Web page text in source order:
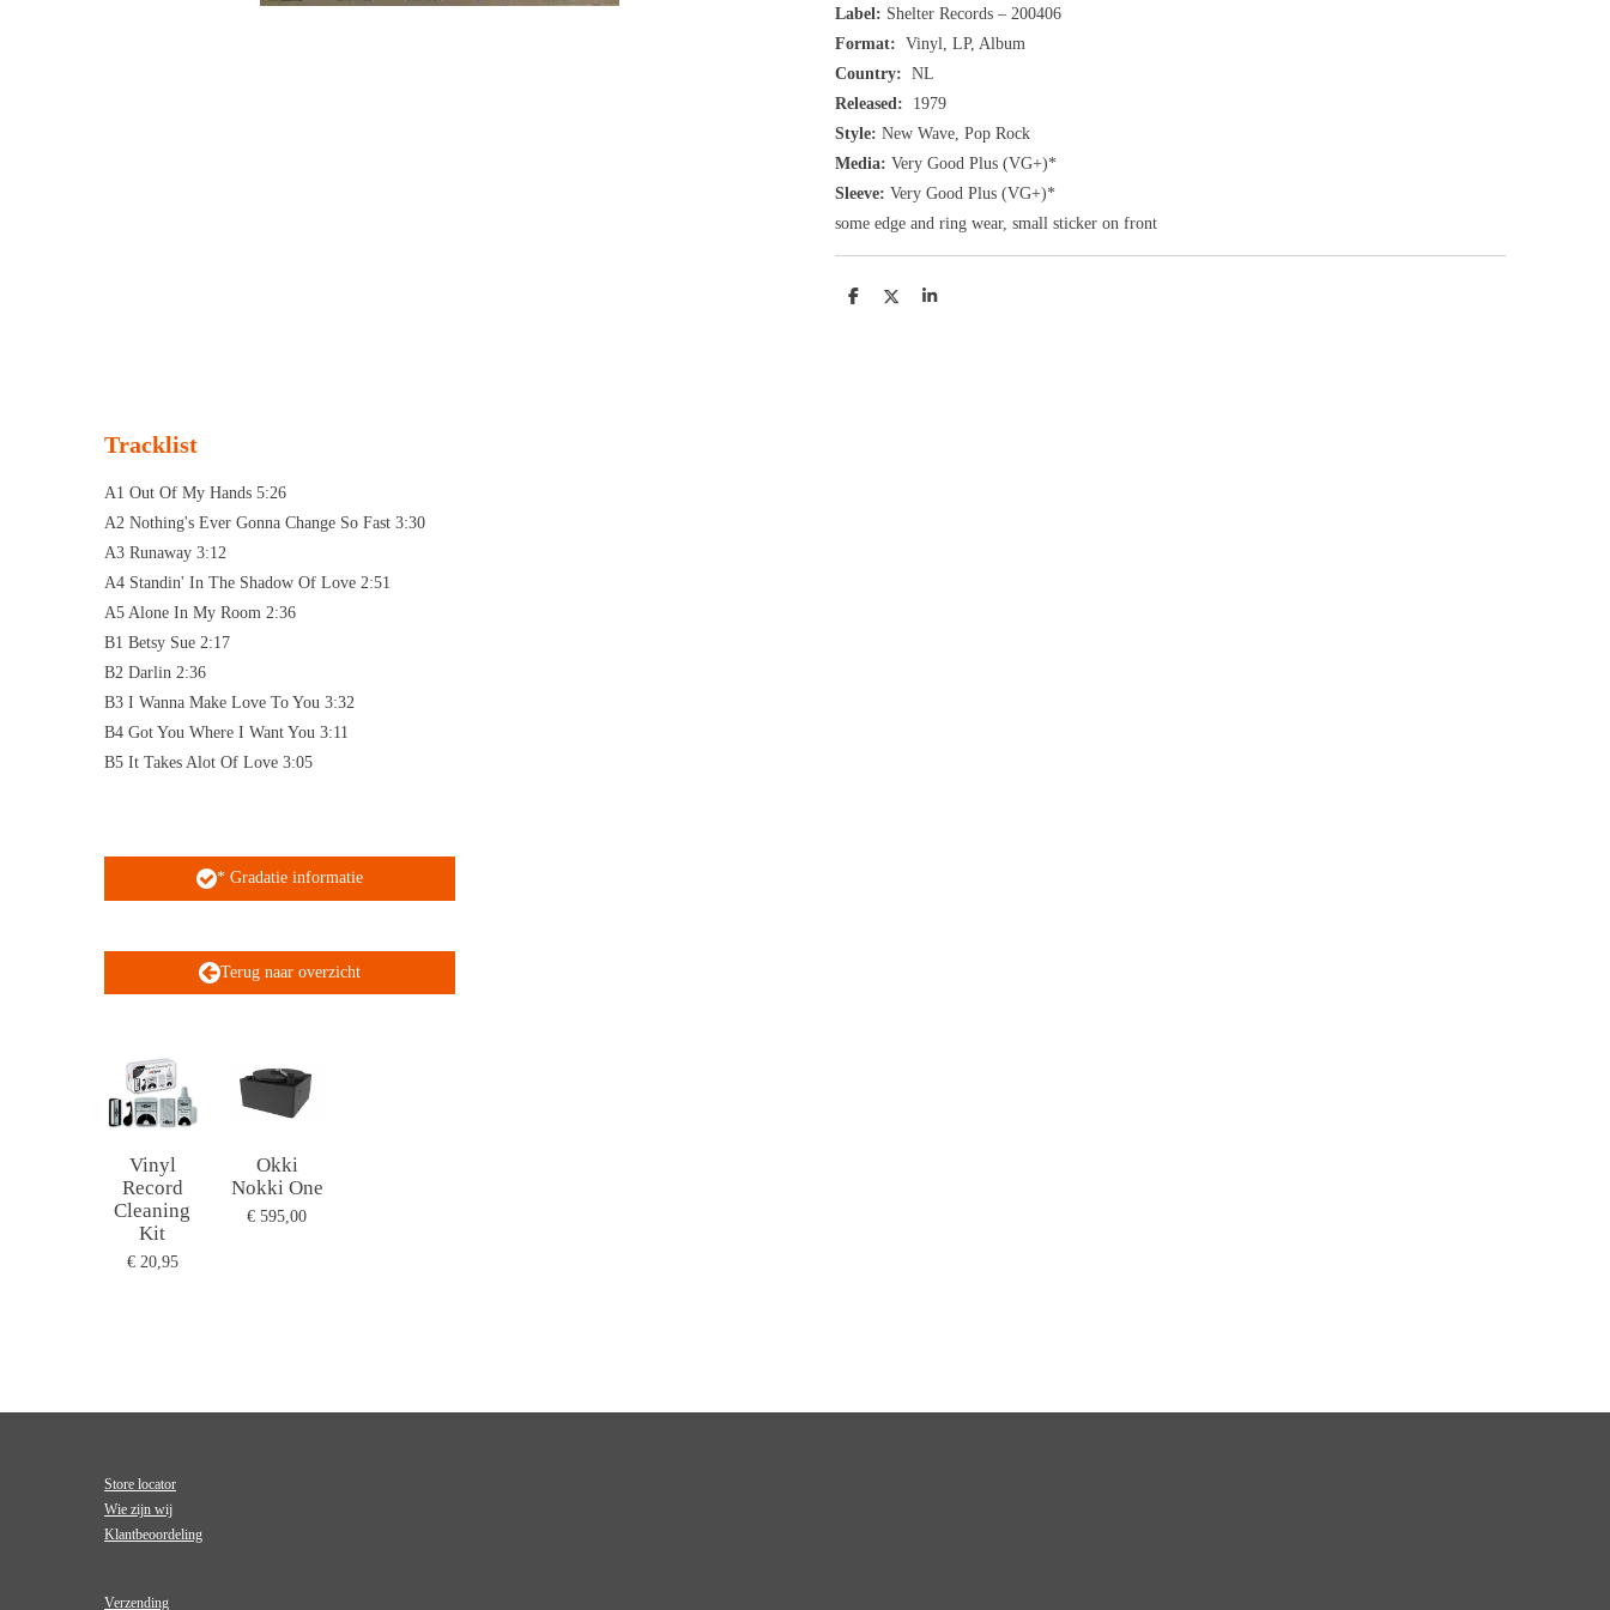
Label: Shelter Records ‎– 200406
Format: Vinyl, LP, Album
Country: NL
Released: 1979
Style: New Wave, Pop Rock
Media: Very Good Plus (VG+)*
Sleeve: Very Good Plus (VG+)*
some edge and ring wear, small sticker on front
D
D
S
Tracklist
A1 Out Of My Hands 5:26
A2 Nothing's Ever Gonna Change So Fast 3:30
A3 Runaway 3:12
A4 Standin' In The Shadow Of Love 2:51
A5 Alone In My Room 2:36
B1 Betsy Sue 2:17
B2 Darlin 2:36
B3 I Wanna Make Love To You 3:32
B4 Got You Where I Want You 3:11
B5 It Takes Alot Of Love 3:05
* Gradatie informatie
Terug naar overzicht
Vinyl
Record
Cleaning
Kit
€ 20,95
Okki
Nokki One
€ 595,00
Store locator
Wie zijn wij
Klantbeoordeling
Verzending